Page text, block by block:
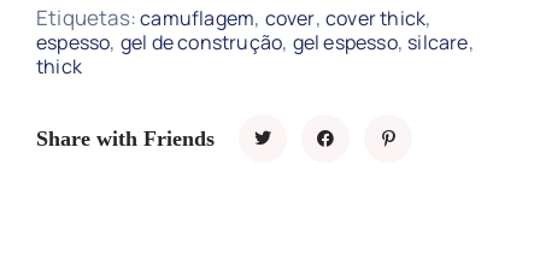
Etiquetas:camuflagem, cover,cover thick,
espesso, gel de construção, gel espesso, silcare,
thick
Share with Friends